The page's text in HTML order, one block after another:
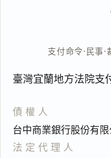
支付命令·民事·
臺灣宜蘭地方法院支
債權人
台中商業銀行股份有
法定代理人